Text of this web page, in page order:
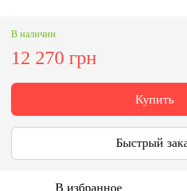
В наличии
12 270 грн
Купить
Быстрый
В избранное